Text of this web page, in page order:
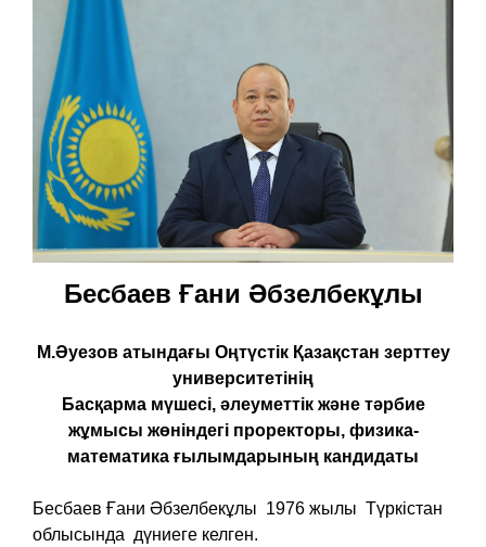
Бесбаев Ғани Әбзелбекұлы
М.Әуезов атындағы Оңтүстік Қазақстан зерттеу
университетінің
Басқарма мүшесі, әлеуметтік және тәрбие
жұмысы жөніндегі проректоры, физика-
математика ғылымдарының кандидаты
Бесбаев Ғани Әбзелбекұлы 1976 жылы Түркістан
облысында дүниеге келген.